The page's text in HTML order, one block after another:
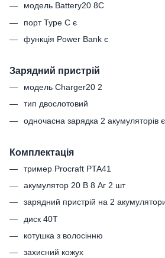
модель Battery20 8C
порт Type C є
функція Power Bank є
Зарядний пристрій
модель Charger20 2
тип двослотовий
одночасна зарядка 2 акумуляторів є
Комплектація
тример Procraft PTA41
акумулятор 20 В 8 Аг 2 шт
зарядний пристрій на 2
диск 40Т
котушка з волосінню
захисний кожух